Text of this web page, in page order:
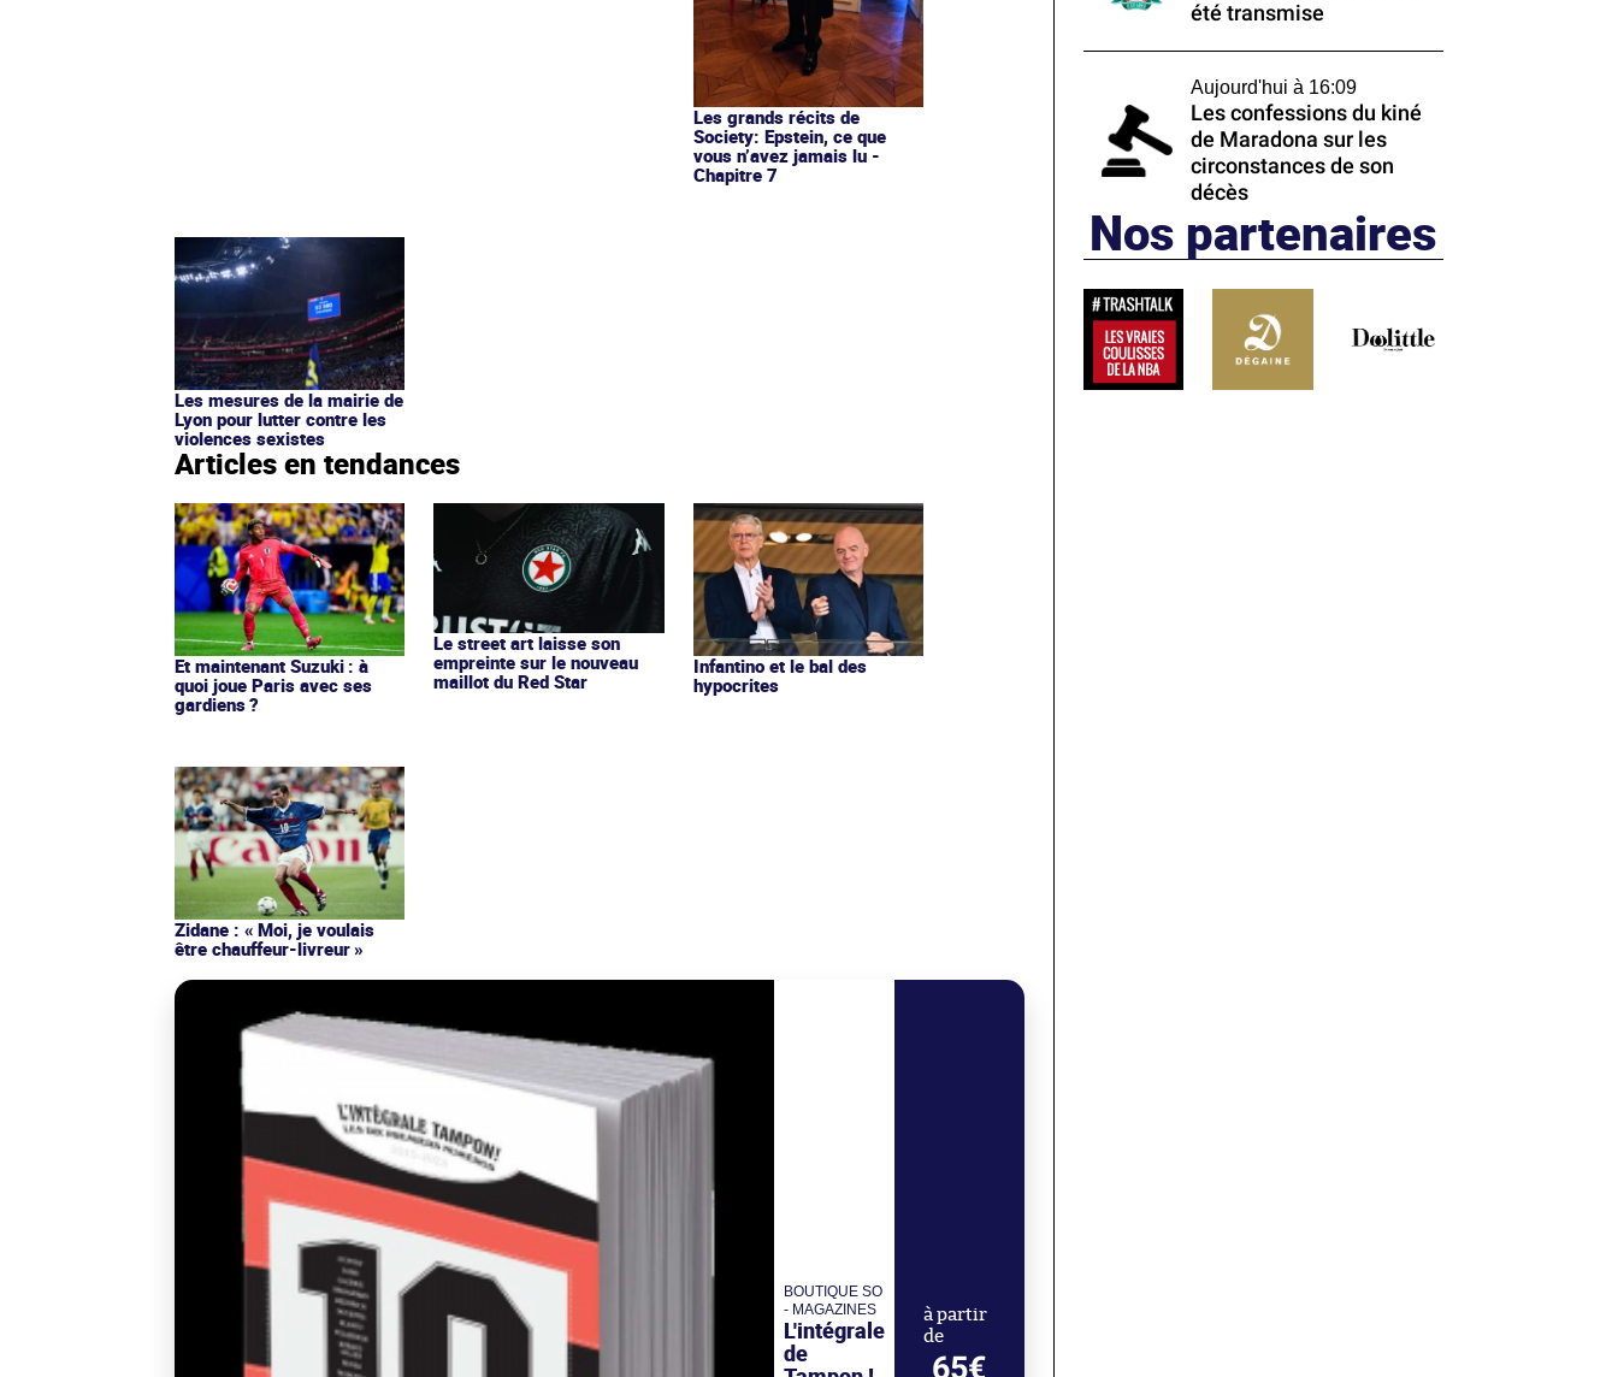
Les grands récits de
Society: Epstein, ce que
vous n’avez jamais lu -
Chapitre 7
Les mesures de la mairie de
Lyon pour lutter contre les
violences sexistes
Articles en tendances
Et maintenant Suzuki : à
quoi joue Paris avec ses
gardiens ?
Le street art laisse son
empreinte sur le nouveau
maillot du Red Star
Infantino et le bal des
hypocrites
Zidane : « Moi, je voulais
être chauffeur-livreur »
BOUTIQUE SO
- MAGAZINES
L'intégrale
de
à partir
de
65€
été transmise
Aujourd'hui à 16:09
Les confessions du kiné
de Maradona sur les
circonstances de son
décès
Nos partenaires